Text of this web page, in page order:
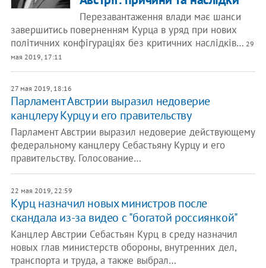
Перезавантаження влади має шанси
завершитись поверненням Курца в уряд при нових
політичних конфігураціях без критичних наслідків… 29
мая 2019, 17:11
27 мая 2019, 18:16
Парламент Австрии выразил недоверие ​
канцлеру Курцу и его правительству
Парламент Австрии выразил недоверие действующему
федеральному канцлеру Себастьяну Курцу и его
правительству. Голосование…
22 мая 2019, 22:59
Курц назначил новых министров после
скандала из-за видео с "богатой россиянкой"
Канцлер Австрии Себастьян Курц в среду назначил
новых глав министерств обороны, внутренних дел,
транспорта и труда, а также выбрал…